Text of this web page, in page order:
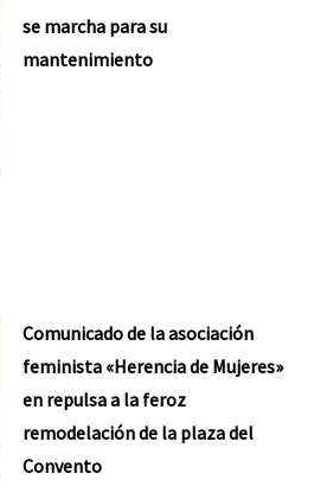
se marcha para su
mantenimiento
Comunicado de la asociación
feminista «Herencia de Mujeres»
en repulsa a la feroz
remodelación de la plaza del
Convento